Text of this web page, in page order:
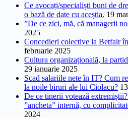
Ce avocați/specialiști buni de
o bază de date cu aceștia. 19
”De ce zici, mă, că managerii
2025
Concedieri colective la Betfair
februarie 2025
Cultura organizațională, la
29 ianuarie 2025
Scad salariile nete în IT? Cum
la noile biruri ale lui Ciolacu?
De ce tinerii votează
”ancheta” internă, cu
2024